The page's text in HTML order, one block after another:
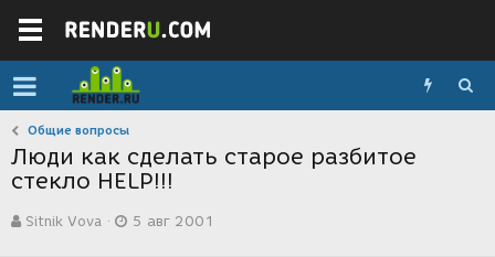
Общие вопросы
Люди как сделать старое разбитое
стекло HELP!!!
в
Sitnik Vova
а
5 авг 2001